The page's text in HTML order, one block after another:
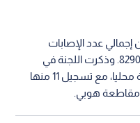
إجمالي عدد الإصابات
بفيروس كورونا في الصين وصل إلى 82901. وذكرت اللجنة في
تقريرها اليومي أن هناك 12 حالة مصابة محليا، مع تسجيل 11 منها
مقاطعة هوبي.